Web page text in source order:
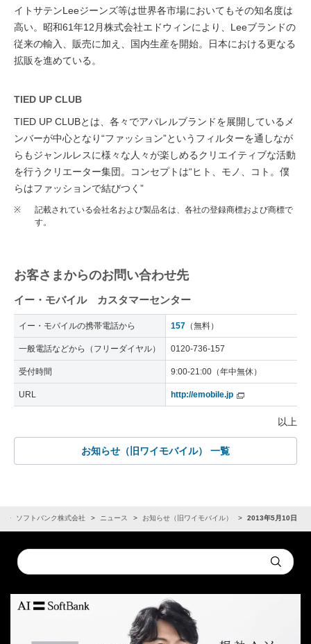
イトサテンLeeジーンズ等は世界各市場においてもその知名度は
高い。昭和61年12月株式会社エドウィンにより、Leeブランドの
従来の輸入、販売に加え、国内生産を開始。日本における更なる
拡販を進めている。
TIED UP CLUB
TIED UP CLUBとは、各々でアパレルブランドを展開しているメ
ンバーが中心となり“ファッション”というフィルターを通しなが
らもジャンルレスに様々な人々が楽しめるクリエイティブな活動
を行うクリエーター集団。コンセプトは“ヒト、モノ、コト。僕
らはファッションで結びつく”
※
記載されている会社名および製品名は、各社の登録商標および商標で
す。
お客さまからのお問い合わせ先
イー・モバイル カスタマーセンター
イー・モバイルの携帯電話から 157 （無料）
一般電話などから（フリーダイヤル） 0120-736-157
受付時間 9:00-21:00（年中無休）
URL http://emobile.jp
以上
お知らせ（旧ワイモバイル） 一覧
ソフトバンク株式会社 ニュース お知らせ（旧ワイモバイル） 2013年5月10日
Conduct
a
Submit